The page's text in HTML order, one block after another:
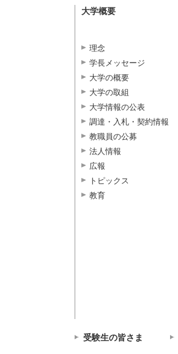
大学概要
理念
学長メッセージ
大学の概要
大学の取組
大学情報の公表
調達・入札・契約情報
教職員の公募
法人情報
広報
トピックス
教育
受験生の皆さま